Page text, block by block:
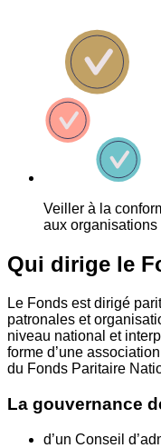
Veiller à la
aux organisations
Qui dirige le
Le Fonds est dirigé
patronales et
niveau national et
forme d’une
du Fonds Paritaire
La gouvernance
d’un Conseil